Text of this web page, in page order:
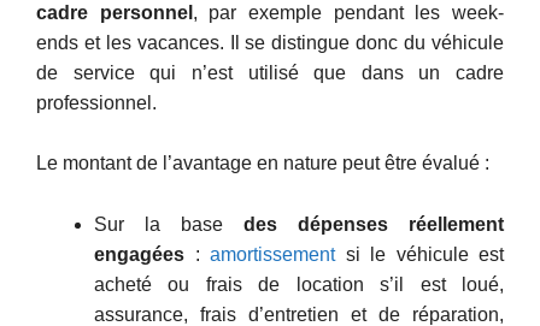
cadre personnel , par exemple pendant les week-
ends et les vacances. Il se distingue donc du véhicule
de service qui n’est utilisé que dans un cadre
professionnel.
Le montant de l’avantage en nature peut être évalué :
Sur la base des dépenses réellement
engagées : amortissementsi le véhicule est
acheté ou frais de location s’il est loué,
assurance, frais d’entretien et de réparation,